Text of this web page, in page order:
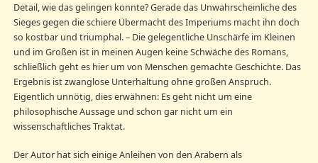
Detail, wie das gelingen konnte? Gerade das Unwahrscheinliche des
Sieges gegen die schiere Übermacht des Imperiums macht ihn doch
so kostbar und triumphal. – Die gelegentliche Unschärfe im Kleinen
und im Großen ist in meinen Augen keine Schwäche des Romans,
schließlich geht es hier um von Menschen gemachte Geschichte. Das
Ergebnis ist zwanglose Unterhaltung ohne großen Anspruch.
Eigentlich unnötig, dies erwähnen: Es geht nicht um eine
philosophische Aussage und schon gar nicht um ein
wissenschaftliches Traktat.
Der Autor hat sich einige Anleihen von den Arabern als